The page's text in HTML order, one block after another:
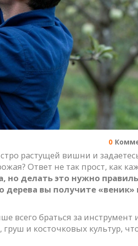
0
растущей вишни и
Ответ не так прост, как
но делать это нужно
дерева вы получите «веник»
всего браться за инструмент
и косточковых культур,